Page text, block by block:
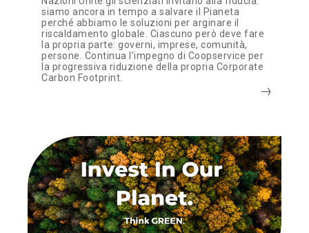
siamo ancora in tempo a salvare il Pianeta
perché abbiamo le soluzioni per arginare il
riscaldamento globale. Ciascuno però deve fare
la propria parte: governi, imprese, comunità,
persone. Continua l’impegno di Coopservice per
la progressiva riduzione della propria Corporate
Carbon Footprint.